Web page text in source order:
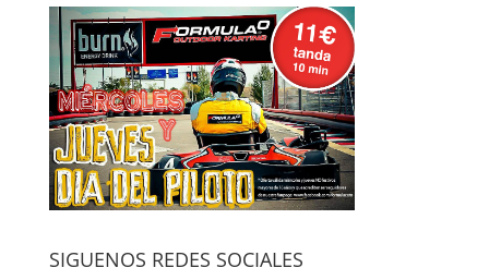
SIGUENOS REDES SOCIALES